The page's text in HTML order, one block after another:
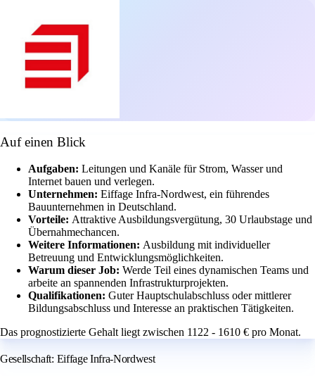
Auf einen Blick
Aufgaben: Leitungen und Kanäle für Strom, Wasser und
Internet bauen und verlegen.
Unternehmen: Eiffage Infra-Nordwest, ein führendes
Bauunternehmen in Deutschland.
Vorteile: Attraktive Ausbildungsvergütung, 30 Urlaubstage und
Übernahmechancen.
Weitere Informationen: Ausbildung mit individueller
Betreuung und Entwicklungsmöglichkeiten.
Warum dieser Job: Werde Teil eines dynamischen Teams und
arbeite an spannenden Infrastrukturprojekten.
Qualifikationen: Guter Hauptschulabschluss oder mittlerer
Bildungsabschluss und Interesse an praktischen Tätigkeiten.
Das prognostizierte Gehalt liegt zwischen 1122 - 1610 € pro Monat.
Gesellschaft: Eiffage Infra-Nordwest